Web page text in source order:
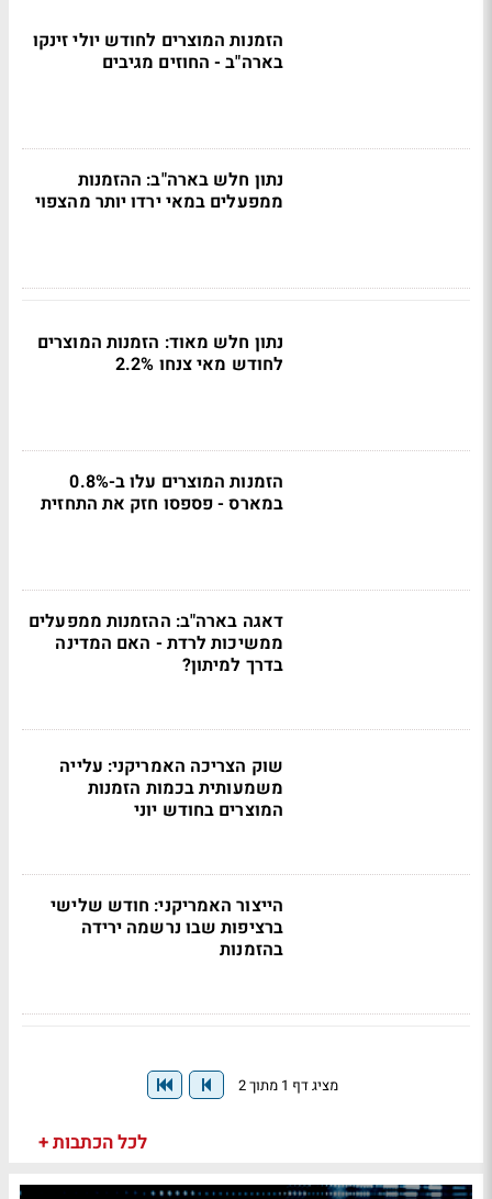
הזמנות המוצרים לחודש יולי זינקו
בארה"ב - החוזים מגיבים
נתון חלש בארה"ב: ההזמנות
ממפעלים במאי ירדו יותר מהצפוי
נתון חלש מאוד: הזמנות המוצרים
לחודש מאי צנחו 2.2%
הזמנות המוצרים עלו ב-0.8%
במארס - פספסו חזק את התחזית
דאגה בארה"ב: ההזמנות ממפעלים
ממשיכות לרדת - האם המדינה
בדרך למיתון?
שוק הצריכה האמריקני: עלייה
משמעותית בכמות הזמנות
המוצרים בחודש יוני
הייצור האמריקני: חודש שלישי
ברציפות שבו נרשמה ירידה
בהזמנות
מציג דף 1 מתוך 2
לכל הכתבות +